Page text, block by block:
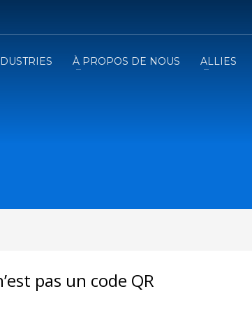
À PROPOS DE NOUS ALLIES
pas un code QR